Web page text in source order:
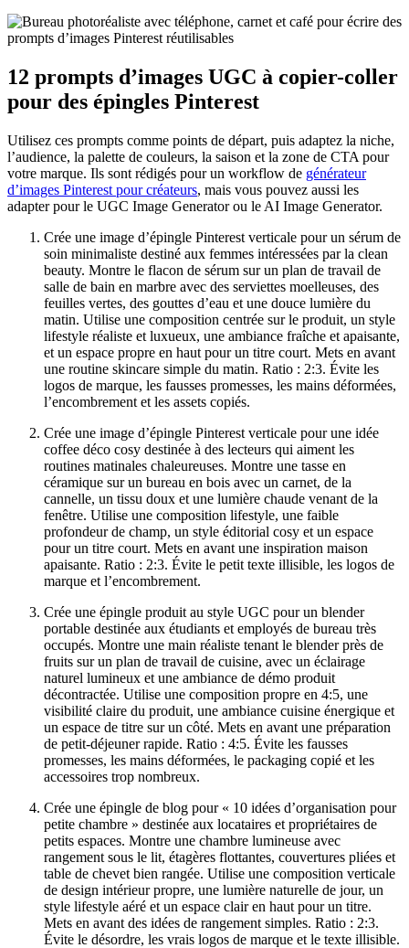
12 prompts d’images UGC à copier-coller
pour des épingles Pinterest
Utilisez ces prompts comme points de départ, puis adaptez la niche,
l’audience, la palette de couleurs, la saison et la zone de CTA pour
votre marque. Ils sont rédigés pour un workflow de générateur
d’images Pinterest pour créateurs, mais vous pouvez aussi les
adapter pour le UGC Image Generator ou le AI Image Generator.
Crée une image d’épingle Pinterest verticale pour un sérum de
soin minimaliste destiné aux femmes intéressées par la clean
beauty. Montre le flacon de sérum sur un plan de travail de
salle de bain en marbre avec des serviettes moelleuses, des
feuilles vertes, des gouttes d’eau et une douce lumière du
matin. Utilise une composition centrée sur le produit, un style
lifestyle réaliste et luxueux, une ambiance fraîche et apaisante,
et un espace propre en haut pour un titre court. Mets en avant
une routine skincare simple du matin. Ratio : 2:3. Évite les
logos de marque, les fausses promesses, les mains déformées,
l’encombrement et les assets copiés.
Crée une image d’épingle Pinterest verticale pour une idée
coffee déco cosy destinée à des lecteurs qui aiment les
routines matinales chaleureuses. Montre une tasse en
céramique sur un bureau en bois avec un carnet, de la
cannelle, un tissu doux et une lumière chaude venant de la
fenêtre. Utilise une composition lifestyle, une faible
profondeur de champ, un style éditorial cosy et un espace
pour un titre court. Mets en avant une inspiration maison
apaisante. Ratio : 2:3. Évite le petit texte illisible, les logos de
marque et l’encombrement.
Crée une épingle produit au style UGC pour un blender
portable destinée aux étudiants et employés de bureau très
occupés. Montre une main réaliste tenant le blender près de
fruits sur un plan de travail de cuisine, avec un éclairage
naturel lumineux et une ambiance de démo produit
décontractée. Utilise une composition propre en 4:5, une
visibilité claire du produit, une ambiance cuisine énergique et
un espace de titre sur un côté. Mets en avant une préparation
de petit-déjeuner rapide. Ratio : 4:5. Évite les fausses
promesses, les mains déformées, le packaging copié et les
accessoires trop nombreux.
Crée une épingle de blog pour « 10 idées d’organisation pour
petite chambre » destinée aux locataires et propriétaires de
petits espaces. Montre une chambre lumineuse avec
rangement sous le lit, étagères flottantes, couvertures pliées et
table de chevet bien rangée. Utilise une composition verticale
de design intérieur propre, une lumière naturelle de jour, un
style lifestyle aéré et un espace clair en haut pour un titre.
Mets en avant des idées de rangement simples. Ratio : 2:3.
Évite le désordre, les vrais logos de marque et le texte illisible.